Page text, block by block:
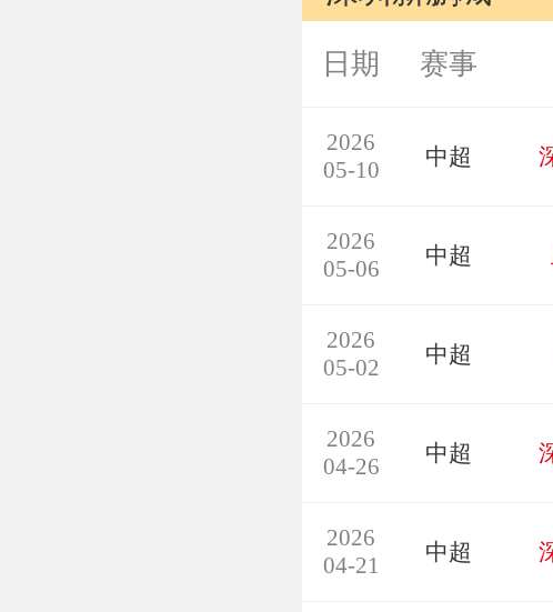
日期 赛事
2026
05-10
中超
2026
05-06
中超
2026
05-02
中超
2026
04-26
中超
2026
04-21
中超